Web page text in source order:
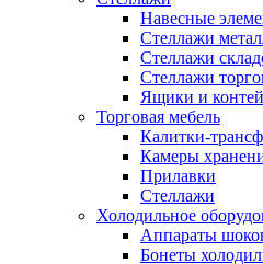
Навесные
Стеллажи
Стеллажи
Стеллажи
Ящики и
Торговая мебель
Калитки-
Камеры
Прилавки
Стеллажи
Холодильное
Аппараты
Бонеты